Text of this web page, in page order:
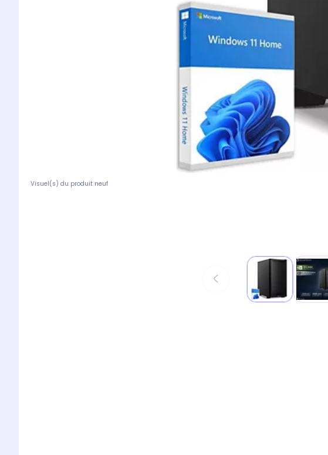
Visuel(s) du produit neuf